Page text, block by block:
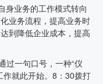
身业务的工作模式转向
业务流程，提高业务时
到降低企业成本，提高
一句口号，一种“仪
作就此开始。8：30拨打